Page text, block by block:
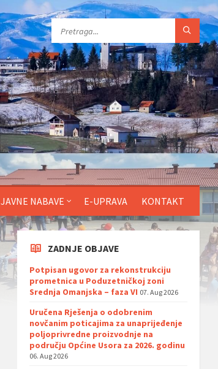
JAVNE NABAVE E-UPRAVA KONTAKT
ZADNJE OBJAVE
Potpisan ugovor za rekonstrukciju
prometnica u Poduzetničkoj zoni
Srednja Omanjska – faza VI 07. Aug 2026
Uručena Rješenja o odobrenim
novčanim poticajima za unaprijeđenje
poljoprivredne proizvodnje na
području Općine Usora za 2026. godinu
06. Aug 2026